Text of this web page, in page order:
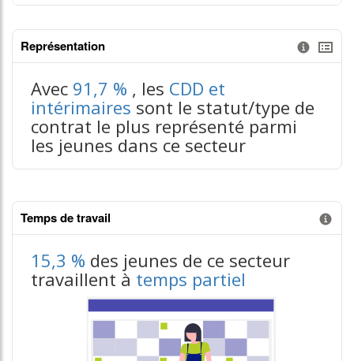
Représentation
Avec 91,7 % , les CDD et
intérimaires sont le statut/type de
contrat le plus représenté parmi
les jeunes dans ce secteur
Temps de travail
15,3 % des jeunes de ce secteur
travaillent à temps partiel